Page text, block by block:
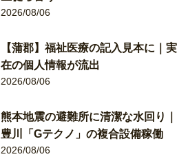
2026/08/06
【蒲郡】福祉医療の記入見本に｜実
在の個人情報が流出
2026/08/06
熊本地震の避難所に清潔な水回り｜
豊川「Gテクノ」の複合設備稼働
2026/08/06